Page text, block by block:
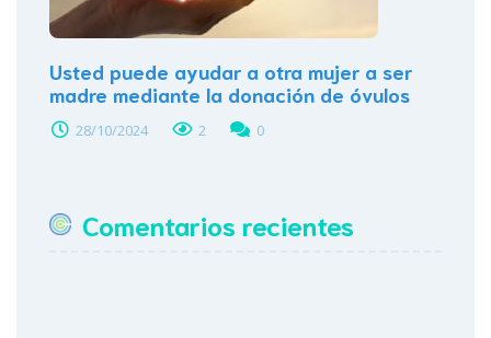
Usted puede ayudar a otra mujer a ser
madre mediante la donación de óvulos
28/10/2024 2 0
Comentarios recientes